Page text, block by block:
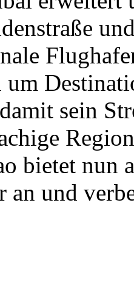
um
sein
bietet nun
und